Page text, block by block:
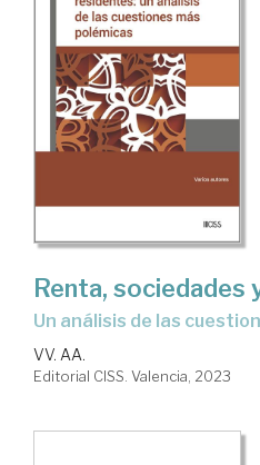
Renta, sociedades
un análisis de las
VV. AA.
Editorial CISS. Valencia, 2023